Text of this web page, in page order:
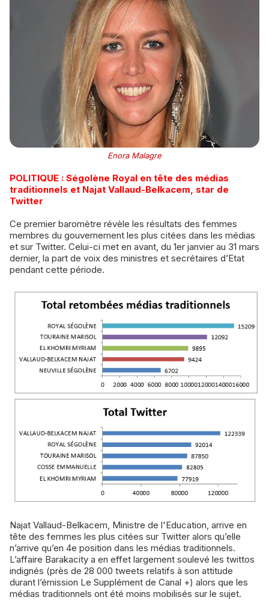
Enora Malagre
POLITIQUE : Ségolène Royal en tête des médias
traditionnels et Najat Vallaud-Belkacem, star de
Twitter
Ce premier baromètre révèle les résultats des femmes
membres du gouvernement les plus citées dans les médias
et sur Twitter. Celui-ci met en avant, du 1er janvier au 31 mars
dernier, la part de voix des ministres et secrétaires d’Etat
pendant cette période.
Najat Vallaud-Belkacem, Ministre de l'Education, arrive en
tête des femmes les plus citées sur Twitter alors qu’elle
n’arrive qu’en 4e position dans les médias traditionnels.
L’affaire Barakacity a en effet largement soulevé les twittos
indignés (près de 28 000 tweets relatifs à son attitude
durant l’émission Le Supplément de Canal +) alors que les
médias traditionnels ont été moins mobilisés sur le sujet.